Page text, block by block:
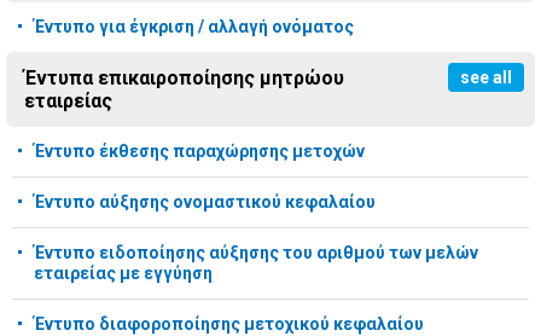
Έντυπο για έγκριση / αλλαγή ονόματος
Έντυπα επικαιροποίησης μητρώου
εταιρείας
see all
Έντυπο έκθεσης παραχώρησης μετοχών
Έντυπο αύξησης ονομαστικού κεφαλαίου
Έντυπο ειδοποίησης αύξησης του αριθμού των μελών
εταιρείας με εγγύηση
Έντυπο διαφοροποίησης μετοχικού κεφαλαίου